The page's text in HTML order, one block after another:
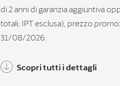
di 2 anni di garanzia aggiuntiva
totali; IPT esclusa), prezzo
31/08/2026.
Scopri tutti i dettagli